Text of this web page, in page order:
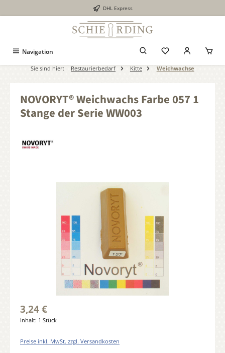
DHL Express
Navigation
Sie sind hier: Restaurierbedarf Kitte Weichwachse
NOVORYT® Weichwachs Farbe 057 1
Stange der Serie WW003
3,24 €
Inhalt: 1 Stück
Preise inkl. MwSt. zzgl. Versandkosten